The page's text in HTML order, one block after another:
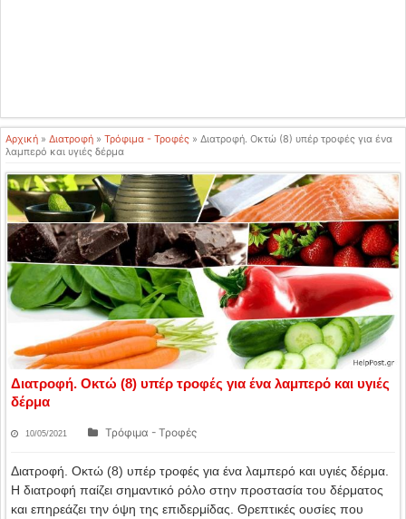
Αρχική » Διατροφή » Τρόφιμα - Τροφές » Διατροφή. Οκτώ (8) υπέρ τροφές για ένα
λαμπερό και υγιές δέρμα
Διατροφή. Οκτώ (8) υπέρ τροφές για ένα λαμπερό και υγιές
δέρμα
10/05/2021 Τρόφιμα - Τροφές
Διατροφή. Οκτώ (8) υπέρ τροφές για ένα λαμπερό και υγιές δέρμα.
Η διατροφή παίζει σημαντικό ρόλο στην προστασία του δέρματος
και επηρεάζει την όψη της επιδερμίδας. Θρεπτικές ουσίες που